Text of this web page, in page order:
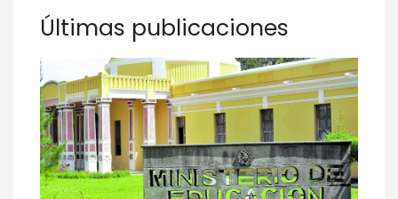
Últimas publicaciones